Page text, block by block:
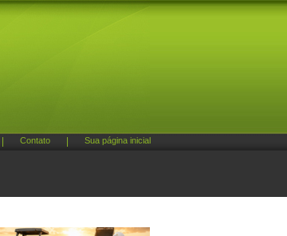
Contato Sua página inicial